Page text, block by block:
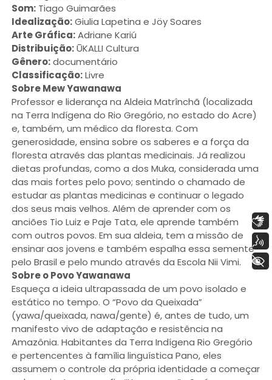
Som:Tiago Guimarães
Idealização:Giulia Lapetina e Jöy Soares
Arte Gráfica:Adriane Kariú
Distribuição:ŪKALLI Cultura
Gênero:documentário
Classificação:Livre
Sobre Mew Yawanawa
Professor e liderança na Aldeia Matrînchã (localizada
na Terra Indígena do Rio Gregório, no estado do Acre)
e, também, um médico da floresta. Com
generosidade, ensina sobre os saberes e a força da
floresta através das plantas medicinais. Já realizou
dietas profundas, como a dos Muka, considerada uma
das mais fortes pelo povo; sentindo o chamado de
estudar as plantas medicinas e continuar o legado
dos seus mais velhos. Além de aprender com os
anciões Tio Luiz e Paje Tata, ele aprende também
com outros povos. Em sua aldeia, tem a missão de
ensinar aos jovens e também espalha essa semente
pelo Brasil e pelo mundo através da Escola Nii Vimi.
Sobre o Povo Yawanawa
Esqueça a ideia ultrapassada de um povo isolado e
estático no tempo. O “Povo da Queixada”
(yawa/queixada, nawa/gente) é, antes de tudo, um
manifesto vivo de adaptação e resistência na
Amazônia. Habitantes da Terra Indígena Rio Gregório
e pertencentes à família linguística Pano, eles
assumem o controle da própria identidade a começar
Libras
Voz
+ Acessibilidade